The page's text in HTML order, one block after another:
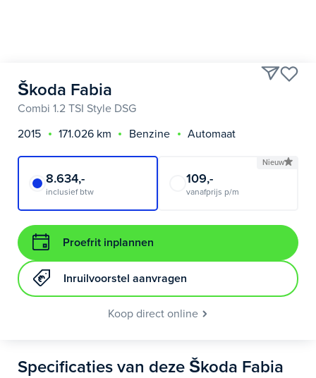
Škoda Fabia
Combi 1.2 TSI Style DSG
2015
171.026 km Benzine Automaat
8.634,-
inclusief btw
Nieuw
109,-
vanafprijs p/m
Proefrit inplannen
Inruilvoorstel aanvragen
Koop direct online
Specificaties van deze Škoda Fabia